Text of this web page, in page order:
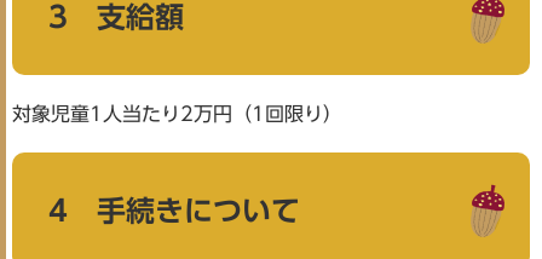
3 支給額
対象児童1人当たり2万円（1回限り）
4 手続きについて